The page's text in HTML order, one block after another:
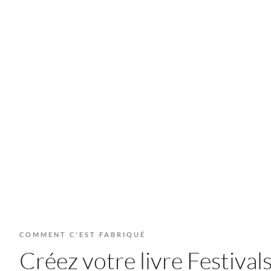
COMMENT C'EST FABRIQUÉ
Créez votre livre